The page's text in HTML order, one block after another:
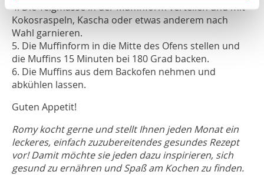
4. Die Teigmasse in der Muffinform verteilen und mit
Kokosraspeln, Kascha oder etwas anderem nach
Wahl garnieren.
5. Die Muffinform in die Mitte des Ofens stellen und
die Muffins 15 Minuten bei 180 Grad backen.
6. Die Muffins aus dem Backofen nehmen und
abkühlen lassen.
Guten Appetit!
Romy kocht gerne und stellt Ihnen jeden Monat ein
leckeres, einfach zuzubereitendes gesundes Rezept
vor! Damit möchte sie jeden dazu inspirieren, sich
gesund zu ernähren und Spaß am Kochen zu finden.